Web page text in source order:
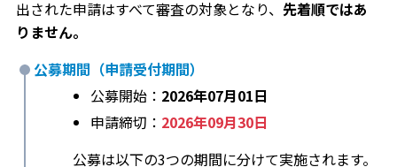
出された申請はすべて審査の対象となり、 先着順ではあ
りません。
公募期間（申請受付期間）
公募開始： 2026年07月01日
申請締切： 2026年09月30日
公募は以下の3つの期間に分けて実施されます。